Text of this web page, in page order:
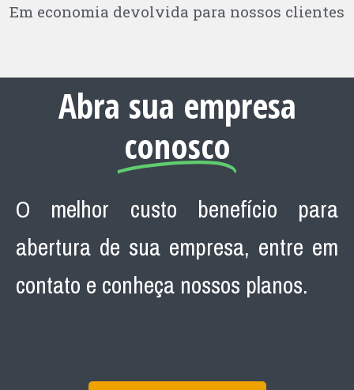
Em economia devolvida para nossos clientes
Abra sua empresa
conosco
O melhor custo benefício para
abertura de sua empresa, entre em
contato e conheça nossos planos.